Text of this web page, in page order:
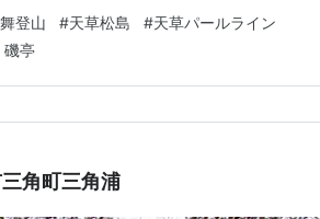
登山 #天草松島 #天草パールライン
磯亭
角町三角浦